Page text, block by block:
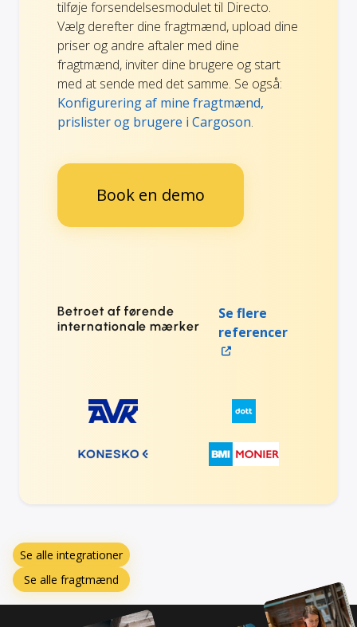
tilføje forsendelsesmodulet til Directo.
Vælg derefter dine fragtmænd, upload dine
priser og andre aftaler med dine
fragtmænd, inviter dine brugere og start
med at sende med det samme. Se også:
Konfigurering af mine fragtmænd,
prislister og brugere i Cargoson.
Book en demo
Betroet af førende
internationale mærker
Se flere
referencer
Se alle integrationer
Se alle fragtmænd